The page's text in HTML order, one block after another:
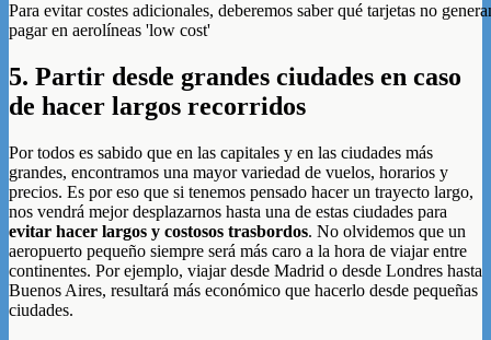
Para evitar costes adicionales, deberemos saber qué tarjetas no
pagar en aerolíneas 'low cost'
5. Partir desde grandes ciudades en caso
de hacer largos recorridos
Por todos es sabido que en las capitales y en las ciudades más
grandes, encontramos una mayor variedad de vuelos, horarios y
precios. Es por eso que si tenemos pensado hacer un trayecto largo,
nos vendrá mejor desplazarnos hasta una de estas ciudades para
evitar hacer largos y costosos trasbordos. No olvidemos que un
aeropuerto pequeño siempre será más caro a la hora de viajar entre
continentes. Por ejemplo, viajar desde Madrid o desde Londres hasta
Buenos Aires, resultará más económico que hacerlo desde pequeñas
ciudades.